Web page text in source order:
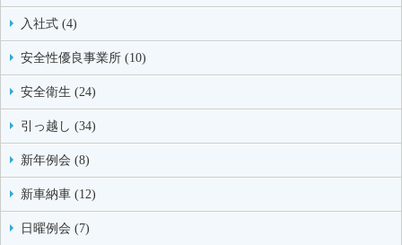
入社式 (4)
安全性優良事業所 (10)
安全衛生 (24)
引っ越し (34)
新年例会 (8)
新車納車 (12)
日曜例会 (7)